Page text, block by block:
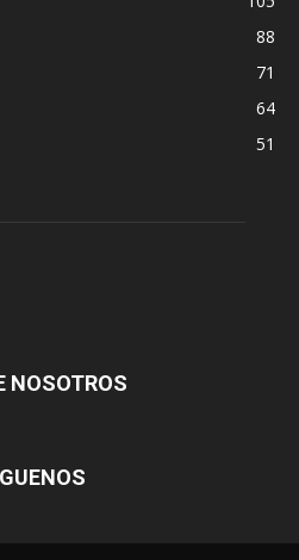
88
71
64
51
NOSOTROS